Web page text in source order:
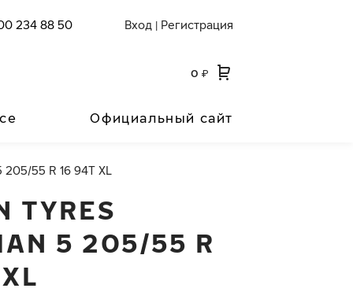
234 88 50 Вход Регистрация
0 ₽
Официальный сайт
205/55 R 16 94T XL
TYRES
5 205/55 R